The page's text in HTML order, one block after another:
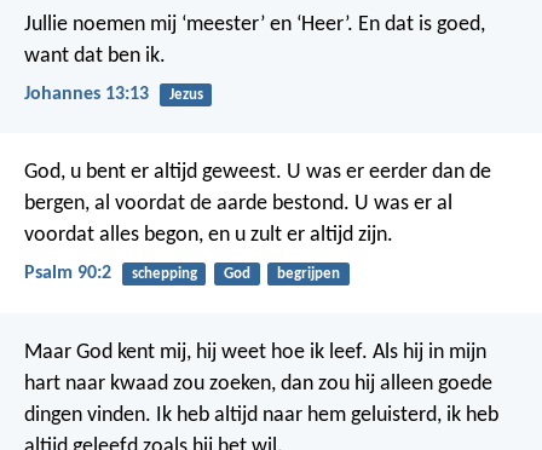
Jullie noemen mij ‘meester’ en ‘Heer’. En dat is goed,
want dat ben ik.
Johannes 13:13 Jezus
God, u bent er altijd geweest. U was er eerder dan de
bergen, al voordat de aarde bestond. U was er al
voordat alles begon, en u zult er altijd zijn.
Psalm 90:2 schepping God begrijpen
Maar God kent mij, hij weet hoe ik leef. Als hij in mijn
hart naar kwaad zou zoeken, dan zou hij alleen goede
dingen vinden. Ik heb altijd naar hem geluisterd, ik heb